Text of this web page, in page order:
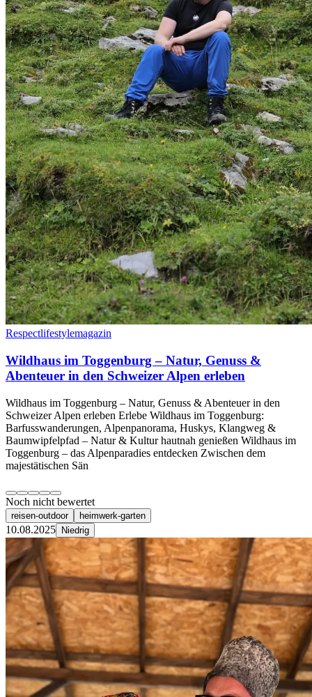
Respectlifestylemagazin
Wildhaus im Toggenburg – Natur, Genuss &
Abenteuer in den Schweizer Alpen erleben
Wildhaus im Toggenburg – Natur, Genuss & Abenteuer in den
Schweizer Alpen erleben Erlebe Wildhaus im Toggenburg:
Barfusswanderungen, Alpenpanorama, Huskys, Klangweg &
Baumwipfelpfad – Natur & Kultur hautnah genießen Wildhaus im
Toggenburg – das Alpenparadies entdecken Zwischen dem
majestätischen Sän
Noch nicht bewertet
reisen-outdoor heimwerk-garten
10.08.2025 Niedrig